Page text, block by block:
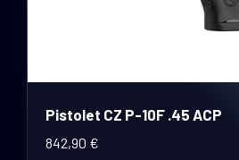
Pistolet CZ P-10F .45 ACP
842,90 €